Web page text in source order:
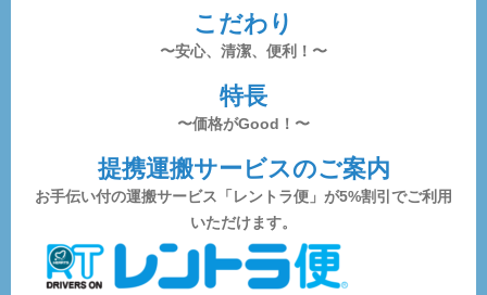
こだわり
〜安心、清潔、便利！〜
特長
〜価格がGood！〜
提携運搬サービスのご案内
お手伝い付の運搬サービス「レントラ便」が5%割引でご利用
いただけます。